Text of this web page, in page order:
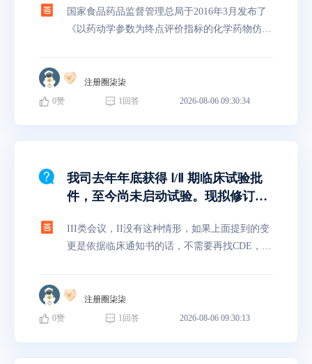
相似；自己的小规格与自己的大规格
溶出曲线相似，自己的小规格比参比
规格能申请豁免BE吗？
国家食品药品监督管理总局于2016年3月发布了
《以药动学参数为终点评价指标的化学药物仿制
剂:片剂和胶囊，调释制剂:
注册圈柒柒
0赞 1 回答 2026-08-06 09:30:34
我司去年年底获得 Ⅰ/Ⅱ 期临床试验批
件，至今尚未启动试验。现拟修订试
相关设计调整，想和 CDE 开展沟通
交流，目前纠结选择 Ⅱ 类会议还是 Ⅲ
III类会议，II没有这种情形，如果上面提到的变
更是依据临床通知书的话，不需要再找CDE，直
注册圈柒柒
0赞 1 回答 2026-08-06 09:30:13